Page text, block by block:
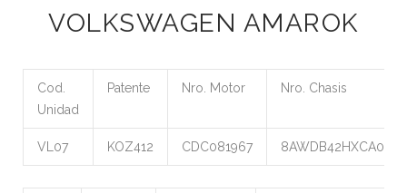
VOLKSWAGEN AMAROK
Cod.
Unidad
Patente Nro. Motor Nro. Chasis
VL07 KOZ412 CDC081967